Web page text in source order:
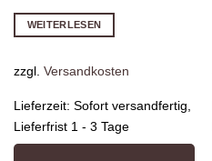
WEITERLESEN
zzgl. Versandkosten
Lieferzeit: Sofort versandfertig,
Lieferfrist 1 - 3 Tage